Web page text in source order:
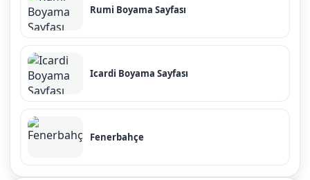
Rumi Boyama Sayfası
Icardi Boyama Sayfası
Fenerbahçe